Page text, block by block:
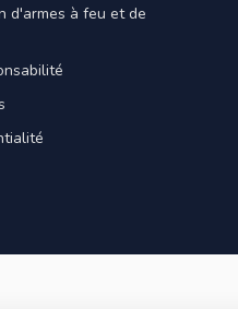
d'armes à feu et de